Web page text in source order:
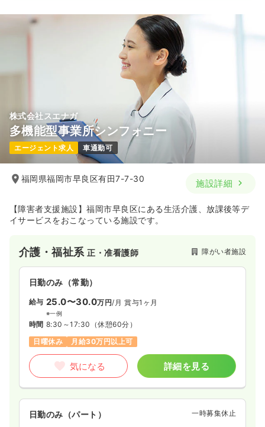
株式会社スエナガ
多機能型事業所シンフォニー
エージェント求人 車通勤可
福岡県福岡市早良区有田7-7-30 施設詳細
【障害者支援施設】福岡市早良区にある生活介護、放課後等デ
イサービスをおこなっている施設です。
介護・福祉系正・准看護師 障がい者施設
日勤のみ（常勤）
給与 25.0〜30.0万円/月 賞与1ヶ月
※一例
時間 8:30～17:30 （休憩60分）
日曜休み
月給30万円以上可
気になる 詳細を見る
日勤のみ（パート） 一時募集休止